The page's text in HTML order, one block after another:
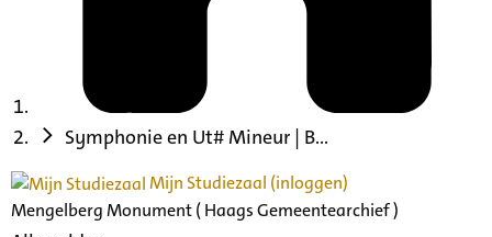
Symphonie en Ut# Mineur | B...
Mijn Studiezaal (inloggen)
Mengelberg Monument ( Haags Gemeentearchief )